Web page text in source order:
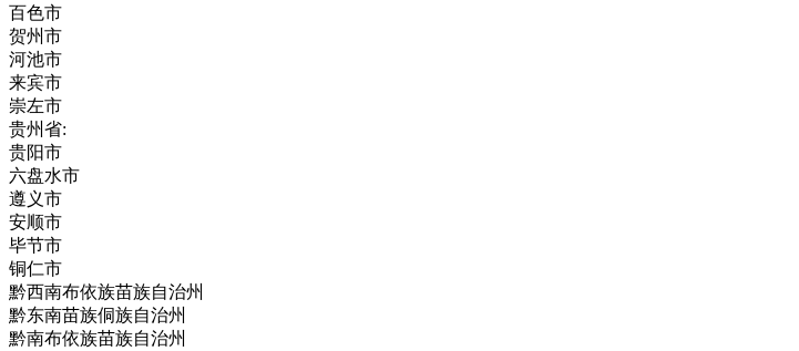
百色市
贺州市
河池市
来宾市
崇左市
贵州省:
贵阳市
六盘水市
遵义市
安顺市
毕节市
铜仁市
黔西南布依族苗族自治州
黔东南苗族侗族自治州
黔南布依族苗族自治州